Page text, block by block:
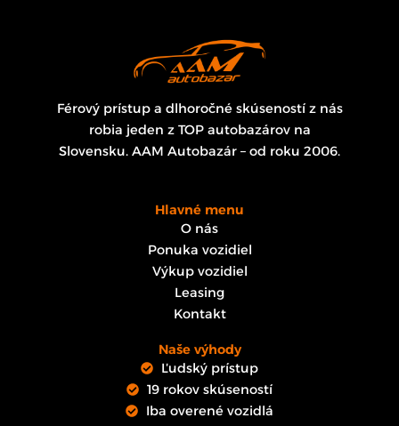
Férový prístup a dlhoročné skúseností z nás
robia jeden z TOP autobazárov na
Slovensku. AAM Autobazár – od roku 2006.
Hlavné menu
O nás
Ponuka vozidiel
Výkup vozidiel
Leasing
Kontakt
Naše výhody
Ľudský prístup
19 rokov skúseností
Iba overené vozidlá